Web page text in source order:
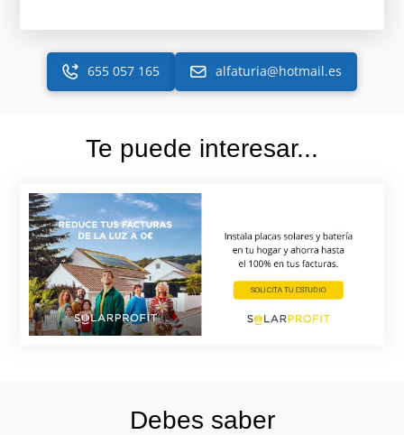
655 057 165 alfaturia@hotmail.es
Te puede interesar...
Debes saber